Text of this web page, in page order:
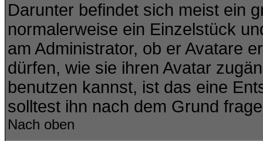
Darunter befindet sich meist ein
normalerweise ein Einzelstück
am Administrator, ob er Avatare
dürfen, wie sie ihren Avatar
benutzen kannst, ist das eine
solltest ihn nach dem Grund
Nach oben